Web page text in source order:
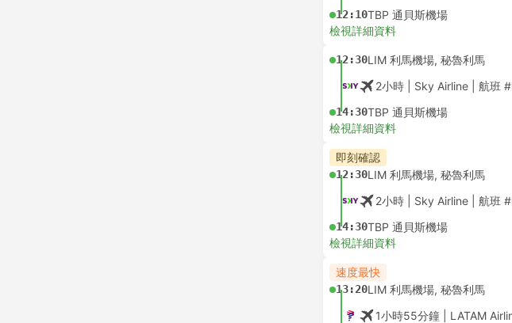
12:10TBP 通貝斯機場
檢視詳細資料
12:30LIM 利馬機場, 秘魯利馬
2小時 | Sky Airline 航班
14:30TBP 通貝斯機場
檢視詳細資料
即刻確認
12:30LIM 利馬機場, 秘魯利馬
2小時 | Sky Airline 航班
14:30TBP 通貝斯機場
檢視詳細資料
速度最快
13:20LIM 利馬機場, 秘魯利馬
1小時55分鐘 | LATAM